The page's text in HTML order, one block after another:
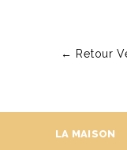
← Retour
LA MAISON